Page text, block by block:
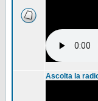
Ascolta la